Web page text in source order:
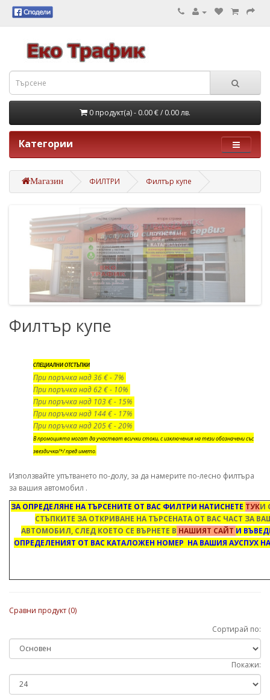
0 продукт(а) - 0.00 €/ 0.00 лв.
Категории
Магазин ФИЛТРИ Филтър купе
Филтър купе
СПЕЦИАЛНИ ОТСТЪПКИ
При поръчка над 36 € - 7%
При поръчка над 62 € - 10%
При поръчка над 103 € - 15%
При поръчка над 144 € - 17%
При поръчка над 205 € - 20%
В промоцията могат да участват всички стоки, с изключения на тези обозначени със
звездичка/*/ пред името.
Използвайте упътването по-долу, за да намерите по-лесно филтъра
за вашия автомобил .
ЗА ОПРЕДЕЛЯНЕ НА ТЪРСЕНИТЕ ОТ ВАС ФИЛТРИ НАТИСНЕТЕ ТУКИ
СТЪПКИТЕ ЗА ОТКРИВАНЕ НА ТЪРСЕНАТА ОТ ВАС ЧАСТ ЗА
АВТОМОБИЛ, СЛЕД КОЕТО СЕ ВЪРНЕТЕ В НАШИЯТ САЙТ И
ОПРЕДЕЛЕНИЯТ ОТ ВАС КАТАЛОЖЕН НОМЕР НА ВАШИЯ АУСПУХ
Сравни продукт (0)
Сортирай по:
Покажи: